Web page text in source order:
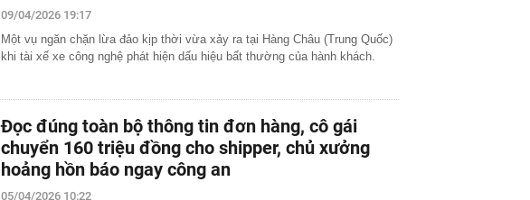
09/04/2026 19:17
Một vụ ngăn chặn lừa đảo kịp thời vừa xảy ra tại Hàng Châu (Trung Quốc)
khi tài xế xe công nghệ phát hiện dấu hiệu bất thường của hành khách.
Đọc đúng toàn bộ thông tin đơn hàng, cô gái
chuyển 160 triệu đồng cho shipper, chủ xưởng
hoảng hồn báo ngay công an
05/04/2026 10:22